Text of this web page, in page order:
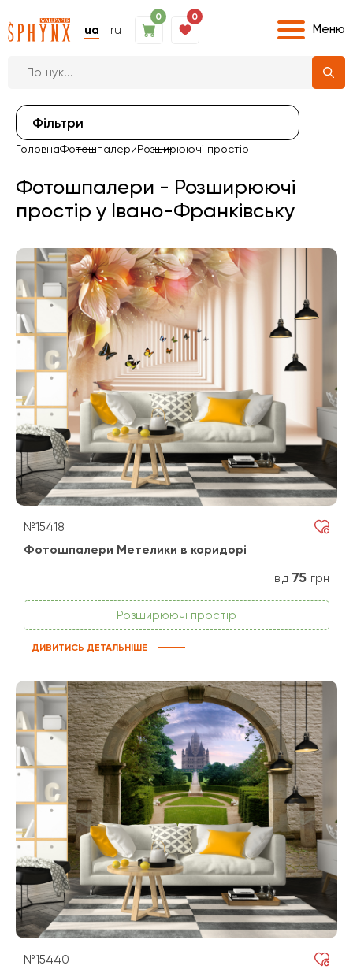
ua ru
0 0
Меню
Фiльтри
ГоловнаФотошпалериРозширюючі простір
Фотошпалери - Розширюючі
простір у Івано-Франківську
№15418
Фотошпалери Метелики в коридорі
від 75 грн
Розширюючі простір
ДИВИТИСЬ ДЕТАЛЬНІШЕ
№15440